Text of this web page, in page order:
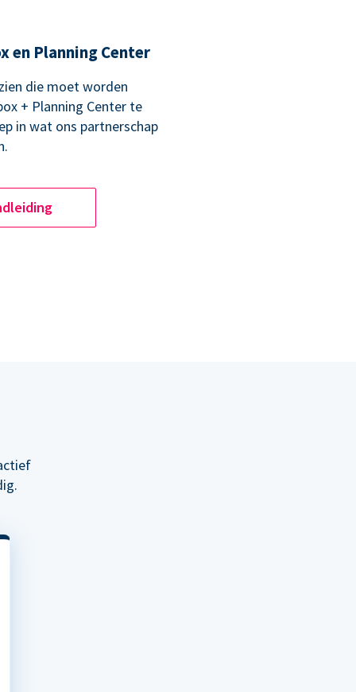
en Planning Center
die moet worden
+ Planning Center te
in wat ons partnerschap